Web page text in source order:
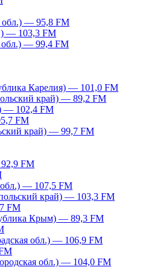
обл.) — 95,8 FM
— 103,3 FM
обл.) — 99,4 FM
Карелия) — 101,0 FM
край) — 89,2 FM
— 102,4 FM
FM
край) — 99,7 FM
FM
обл.) — 107,5 FM
край) — 103,3 FM
FM
Крым) — 89,3 FM
обл.) — 106,9 FM
обл.) — 104,0 FM